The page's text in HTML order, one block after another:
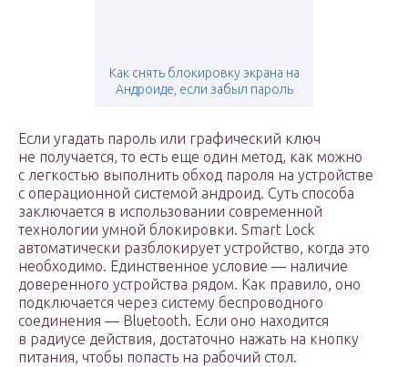
Как снять блокировку экрана на
Андроиде, если забыл пароль
Если угадать пароль или графический ключ
не получается, то есть еще один метод, как можно
с легкостью выполнить обход пароля на устройстве
с операционной системой андроид. Суть способа
заключается в использовании современной
технологии умной блокировки. Smart Lock
автоматически разблокирует устройство, когда это
необходимо. Единственное условие — наличие
доверенного устройства рядом. Как правило, оно
подключается через систему беспроводного
соединения — Bluetooth. Если оно находится
в радиусе действия, достаточно нажать на кнопку
питания, чтобы попасть на рабочий стол.